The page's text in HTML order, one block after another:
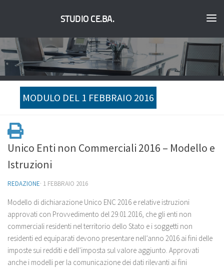
STUDIO CE.BA.
MODULO DEL 1 FEBBRAIO 2016
Unico Enti non Commerciali 2016 – Modello e
Istruzioni
REDAZIONE· 1 FEBBRAIO 2016
Modello di dichiarazione Unico ENC 2016 e relative istruzioni
approvati con Provvedimento del 29.01.2016, che gli enti non
commerciali residenti nel territorio dello Stato e i soggetti non
residenti ed equiparati devono presentare nell’anno 2016 ai fini delle
imposte sui redditi e dell’imposta sul valore aggiunto. Approvati
anche i modelli per la comunicazione dei dati rilevanti ai fini